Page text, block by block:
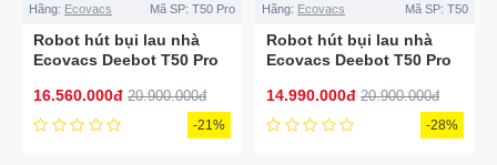
Hãng: Ecovacs Mã SP: T50 Pro
Robot hút bụi lau nhà
Ecovacs Deebot T50 Pro
16.560.000đ 20.900.000đ
-21%
Hãng: Ecovacs Mã SP: T50
Robot hút bụi lau nhà
Ecovacs Deebot T50 Pro
14.990.000đ 20.900.000đ
-28%